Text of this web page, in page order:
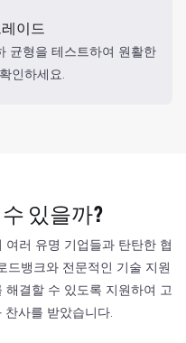
이드
균형을 테스트하여 원활한
인하세요.
있을까?
러 유명 기업들과 탄탄한 협
드뱅크와 전문적인 기술 지원
결할 수 있도록 지원하여 고
사를 받았습니다.